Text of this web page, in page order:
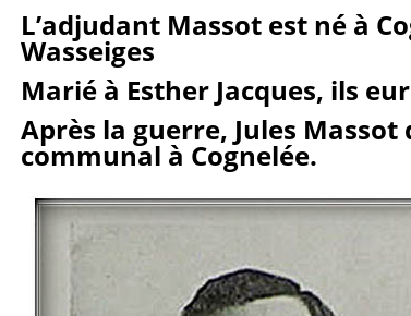
L’adjudant Massot est né à
Wasseiges
Marié à Esther Jacques, ils
Après la guerre, Jules
communal à Cognelée.